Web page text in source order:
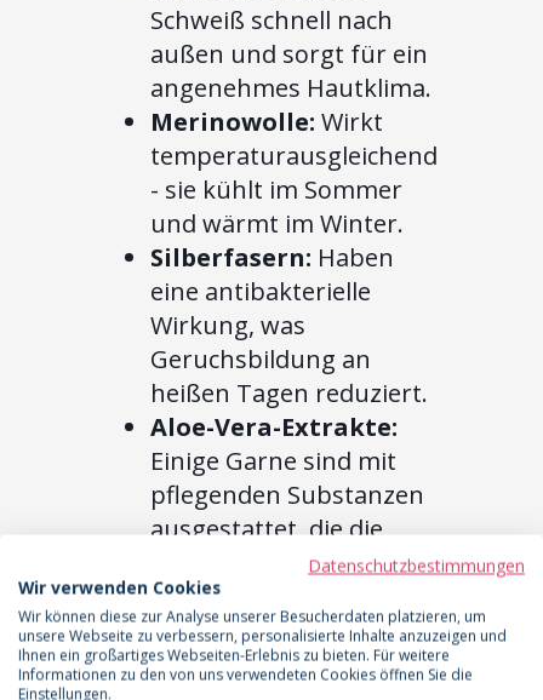
Schweiß schnell nach
außen und sorgt für ein
angenehmes Hautklima.
Merinowolle: Wirkt
temperaturausgleichend
- sie kühlt im Sommer
und wärmt im Winter.
Silberfasern: Haben
eine antibakterielle
Wirkung, was
Geruchsbildung an
heißen Tagen reduziert.
Aloe-Vera-Extrakte:
Einige Garne sind mit
pflegenden Substanzen
ausgestattet, die die
Haut mit Feuchtigkeit
versorgen.
Die Wahl des richtigen
Materials ist ein erster,
Datenschutzbestimmungen
Wir verwenden Cookies
Wir können diese zur Analyse unserer Besucherdaten platzieren, um
unsere Webseite zu verbessern, personalisierte Inhalte anzuzeigen und
Ihnen ein großartiges Webseiten-Erlebnis zu bieten. Für weitere
Informationen zu den von uns verwendeten Cookies öffnen Sie die
Einstellungen.